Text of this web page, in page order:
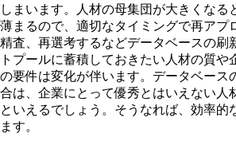
しまいます。人材の母集団が大きくなる
薄まるので、適切なタイミングで再アプ
精査、再選考するなどデータベースの刷
トプールに蓄積しておきたい人材の質や
の要件は変化が伴います。データベース
合は、企業にとって優秀とはいえない人
といえるでしょう。そうなれば、効率的
ます。